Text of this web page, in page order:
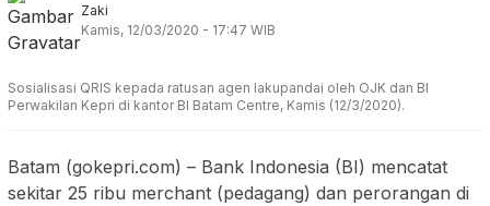
Zaki
Kamis, 12/03/2020 - 17:47 WIB
Sosialisasi QRIS kepada ratusan agen lakupandai oleh OJK dan BI
Perwakilan Kepri di kantor BI Batam Centre, Kamis (12/3/2020).
Batam (gokepri.com) – Bank Indonesia (BI) mencatat
sekitar 25 ribu merchant (pedagang) dan perorangan di